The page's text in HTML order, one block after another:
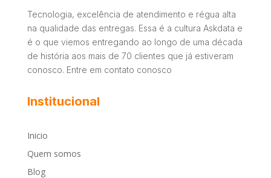
Tecnologia, excelência de atendimento e régua alta
na qualidade das entregas. Essa é a cultura Askdata e
é o que viemos entregando ao longo de uma década
de história aos mais de 70 clientes que já estiveram
conosco. Entre em contato conosco
Institucional
Inicio
Quem somos
Blog